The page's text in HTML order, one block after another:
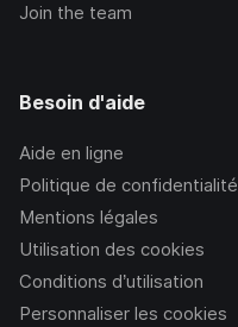
Join the team
Besoin d'aide
Aide en ligne
Politique de confidentialité
Mentions légales
Utilisation des cookies
Conditions d’utilisation
Personnaliser les cookies